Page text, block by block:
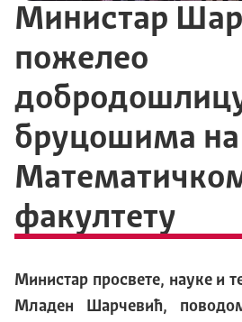
Министар
пожелео
бруцошима на
факултету
Министар просвете, науке и
Младен Шарчевић,